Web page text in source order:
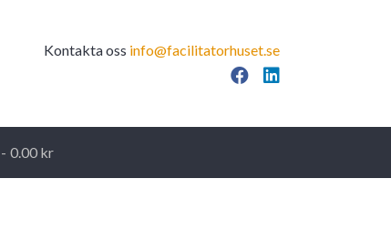
Kontakta oss info@facilitatorhuset.se
Facebook
LinkedIn
0.00 kr